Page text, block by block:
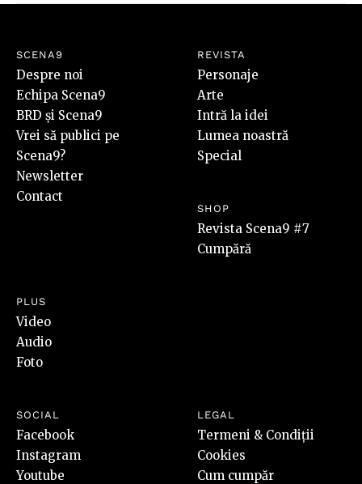
SCENA9
Despre noi
Echipa Scena9
BRD și Scena9
Vrei să publici pe
Scena9?
Newsletter
Contact
REVISTA
Personaje
Arte
Intră la idei
Lumea noastră
Special
SHOP
Revista Scena9 #7
Cumpără
PLUS
Video
Audio
Foto
SOCIAL
Facebook
Instagram
Youtube
LEGAL
Termeni & Condiții
Cookies
Cum cumpăr